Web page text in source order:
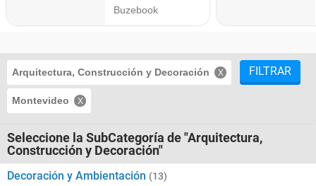
Arquitectura, Construcción y Decoración
Montevideo
FILTRAR
Seleccione la SubCategoría de "Arquitectura,
Construcción y Decoración"
Decoración y Ambientación (13)